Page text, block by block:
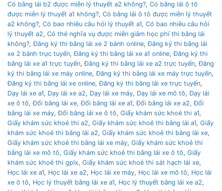
Có bằng lái b2 được miễn lý thuyết a2 không?, Có bằng lái ô tô
được miễn lý thuyết a1 không?, Có bằng lái ô tô được miễn lý thuyết
a2 không?, Có bao nhiêu câu hỏi lý thuyết a1, Có bao nhiêu câu hỏi
lý thuyết a2, Có thẻ nghĩa vụ được miễn giảm học phí thi bằng lái
không?,Đăng ký thi bằng lái xe 2 bánh online,Đăng ký thi bằng lái
xe 2 bánh trực tuyến,Đăng ký thi bằng lái xe a1 online,Đăng ký thi
bằng lái xe a1 trực tuyến,Đăng ký thi bằng lái xe a2 trực tuyến,Đăng
ký thi bằng lái xe máy online,Đăng ký thi bằng lái xe máy trực tuyến,
Đăng ký thi bằng lái xe online,Đăng ký thi bằng lái xe trực tuyến,
Dạy lái xe a1, Dạy lái xe a2, Dạy lái xe máy, Dạy lái xe mô tô, Dạy lái
xe ô tô,Đổi bằng lái xe,Đổi bằng lái xe a1,Đổi bằng lái xe a2,Đổi
bằng lái xe máy,Đổi bằng lái xe ô tô, Giấy khám sức khoẻ thi a1,
Giấy khám sức khoẻ thi a2, Giấy khám sức khoẻ thi bằng lái a1, Giấy
khám sức khoẻ thi bằng lái a2, Giấy khám sức khoẻ thi bằng lái xe,
Giấy khám sức khoẻ thi bằng lái xe máy, Giấy khám sức khoẻ thi
bằng lái xe mô tô, Giấy khám sức khoẻ thi bằng lái xe ô tô, Giấy
khám sức khoẻ thi gplx, Giấy khám sức khoẻ thi sát hạch lái xe,
Học lái xe a1, Học lái xe a2, Học lái xe máy, Học lái xe mô tô, Học lái
xe ô tô, Học lý thuyết bằng lái xe a1, Học lý thuyết bằng lái xe a2,